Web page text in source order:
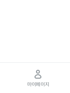
마이페이지